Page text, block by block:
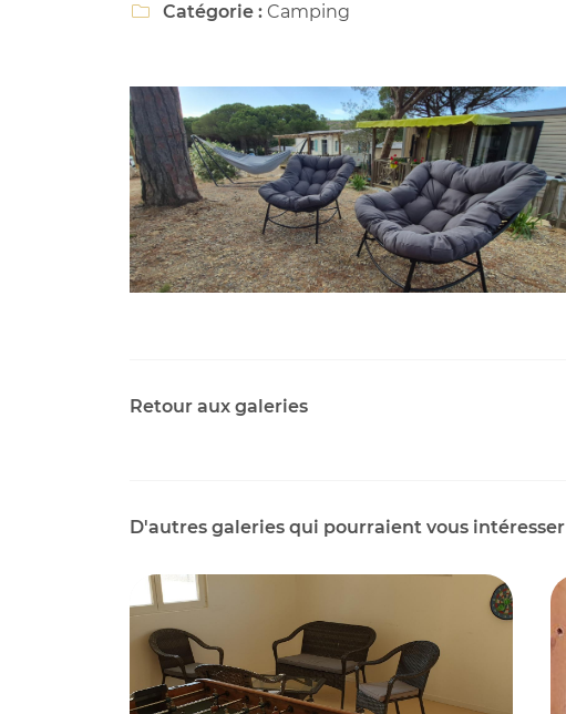
 Catégorie : Camping
Retour aux galeries
D'autres galeries qui pourraient vous intéresser